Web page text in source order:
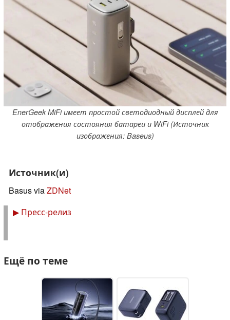
EnerGeek MiFi имеет простой светодиодный дисплей для
отображения состояния батареи и WiFi (Источник
изображения: Baseus)
Источник(и)
Basus viaZDNet
▶ Пресс-релиз
Ещё по теме